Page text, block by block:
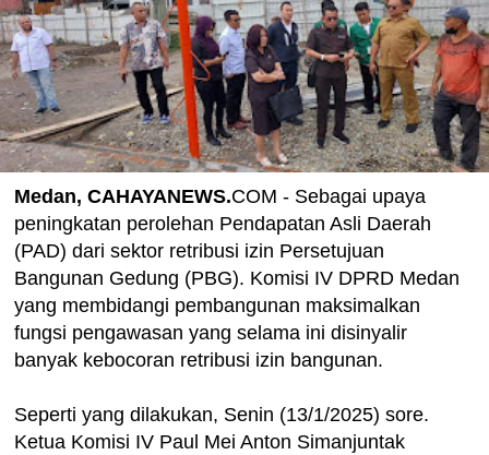
Medan, CAHAYANEWS.COM - Sebagai upaya
peningkatan perolehan Pendapatan Asli Daerah
(PAD) dari sektor retribusi izin Persetujuan
Bangunan Gedung (PBG). Komisi IV DPRD Medan
yang membidangi pembangunan maksimalkan
fungsi pengawasan yang selama ini disinyalir
banyak kebocoran retribusi izin bangunan.
Seperti yang dilakukan, Senin (13/1/2025) sore.
Ketua Komisi IV Paul Mei Anton Simanjuntak